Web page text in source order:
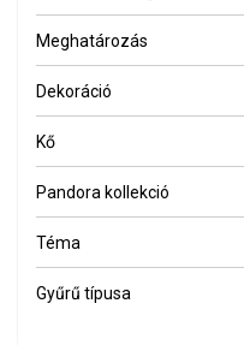
Meghatározás
Dekoráció
Kő
Pandora kollekció
Téma
Gyűrű típusa